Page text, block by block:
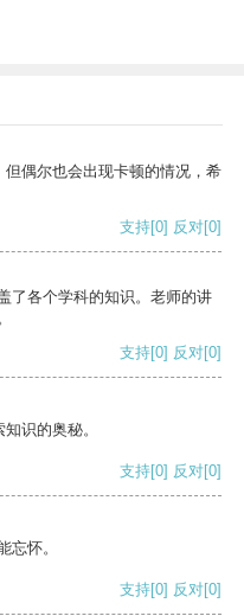
偶尔也会出现卡顿的情况，希
支持[0] 反对[0]
了各个学科的知识。老师的讲
支持[0] 反对[0]
识的奥秘。
支持[0] 反对[0]
忘怀。
支持[0] 反对[0]